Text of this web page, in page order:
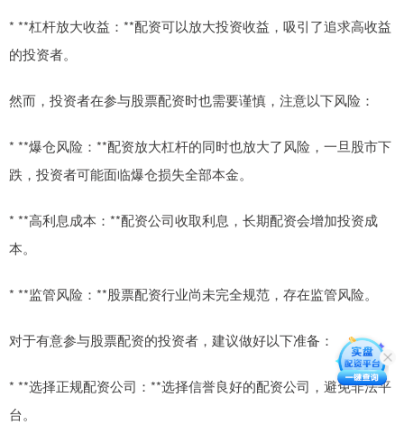
* **杠杆放大收益：**配资可以放大投资收益，吸引了追求高收益
的投资者。
然而，投资者在参与股票配资时也需要谨慎，注意以下风险：
* **爆仓风险：**配资放大杠杆的同时也放大了风险，一旦股市下
跌，投资者可能面临爆仓损失全部本金。
* **高利息成本：**配资公司收取利息，长期配资会增加投资成
本。
* **监管风险：**股票配资行业尚未完全规范，存在监管风险。
对于有意参与股票配资的投资者，建议做好以下准备：
* **选择正规配资公司：**选择信誉良好的配资公司，避免非法平
台。